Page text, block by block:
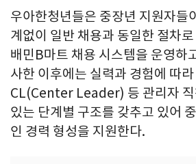
우아한청년들은 중장년 지원자들
계없이 일반 채용과 동일한 절차
배민B마트 채용 시스템을 운영하
사한 이후에는 실력과 경험에 따
CL(Center Leader) 등 관리자 직
있는 단계별 구조를 갖추고 있어
인 경력 형성을 지원한다.